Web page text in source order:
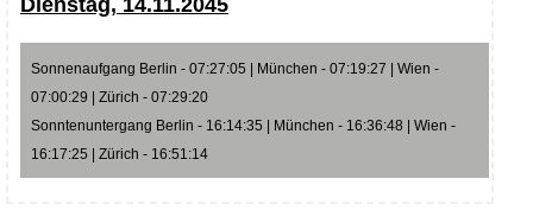
Sonnenaufgang Berlin - 07:27:05 | München - 07:19:27 | Wien -
07:00:29 | Zürich - 07:29:20
Sonntenuntergang Berlin - 16:14:35 | München - 16:36:48 | Wien -
16:17:25 | Zürich - 16:51:14